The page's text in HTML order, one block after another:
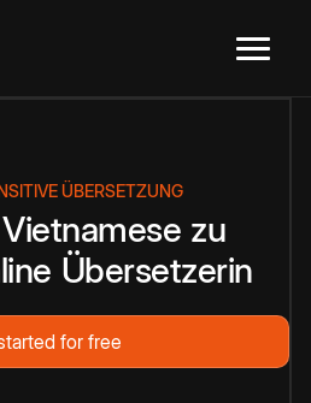
ÜBERSETZUNG
Vietnamese zu
Übersetzerin
for free